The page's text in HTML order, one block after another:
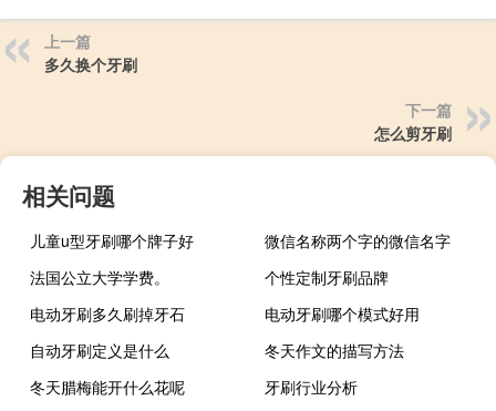
上一篇
多久换个牙刷
下一篇
怎么剪牙刷
相关问题
儿童u型牙刷哪个牌子好
微信名称两个字的微信名字
法国公立大学学费。
个性定制牙刷品牌
电动牙刷多久刷掉牙石
电动牙刷哪个模式好用
自动牙刷定义是什么
冬天作文的描写方法
冬天腊梅能开什么花呢
牙刷行业分析